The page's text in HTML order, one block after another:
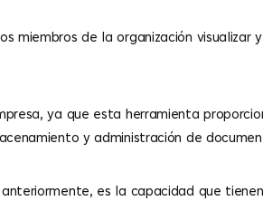
miembros de la organización
ya que esta herramienta
y administración de
es la capacidad que